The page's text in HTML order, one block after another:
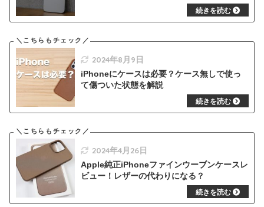
2024年8月9日
iPhoneにケースは必要？ケース無しで使っ
て傷ついた状態を解説
2024年4月26日
Apple純正iPhoneファインウーブンケースレ
ビュー！レザーの代わりになる？